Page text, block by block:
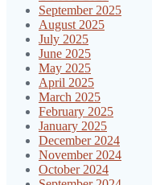
September 2025
August 2025
July 2025
June 2025
May 2025
April 2025
March 2025
February 2025
January 2025
December 2024
November 2024
October 2024